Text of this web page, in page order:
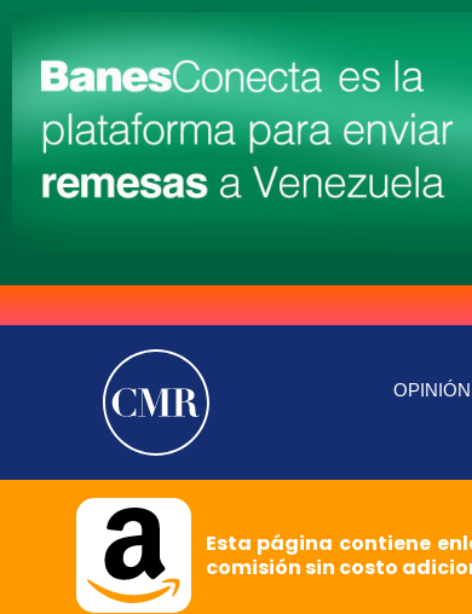
OPINIÓN
Esta página contiene
comisión sin costo